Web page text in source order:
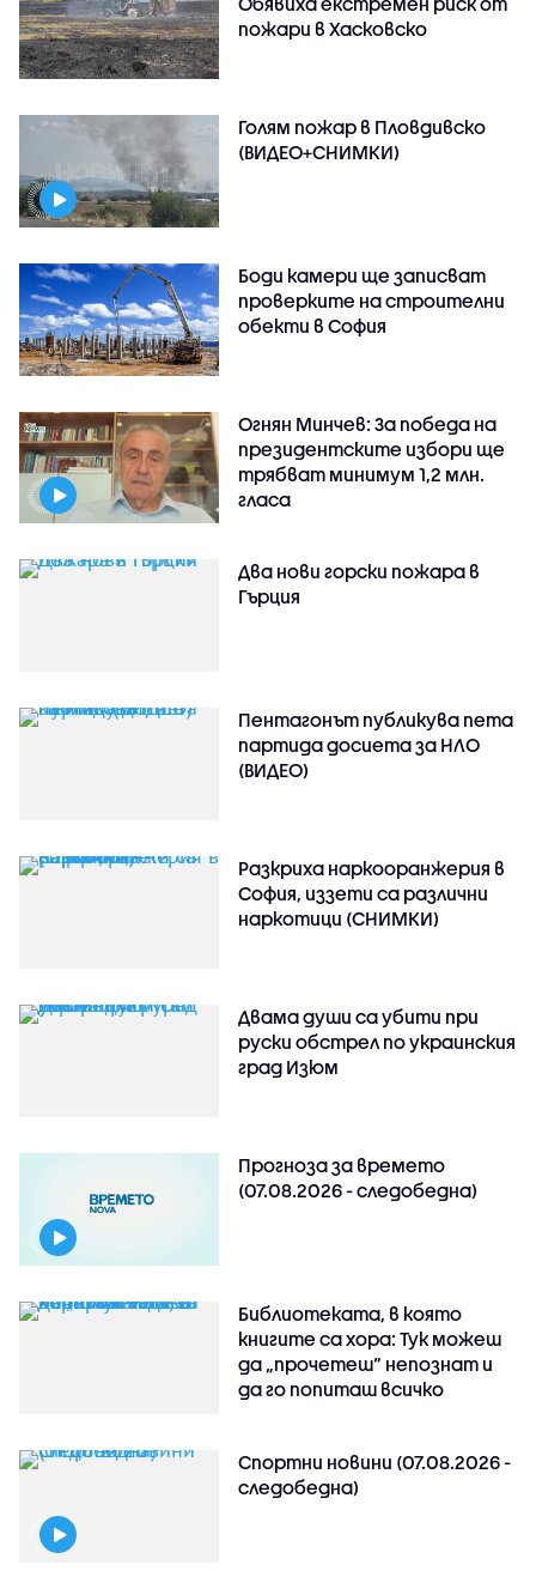
пожари в Хасковско
Голям пожар в Пловдивско
(ВИДЕО+СНИМКИ)
Боди камери ще записват
проверките на строителни
обекти в София
Огнян Минчев: За победа на
президентските избори ще
трябват минимум 1,2 млн.
гласа
Два нови горски пожара в
Гърция
Пентагонът публикува пета
партида досиета за НЛО
(ВИДЕО)
Разкриха наркооранжерия в
София, иззети са различни
наркотици (СНИМКИ)
Двама души са убити при
руски обстрeл по украинския
град Изюм
Прогноза за времето
(07.08.2026 - следобедна)
Библиотеката, в която
книгите са хора: Тук можеш
да „прочетеш“ непознат и
да го попиташ всичко
Спортни новини (07.08.2026 -
следобедна)